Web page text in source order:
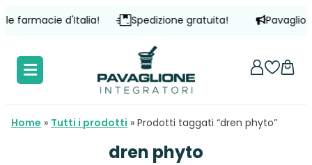
Vaifarmacie d'Italia! Spedizione gratuita!
Home » Tutti i prodotti » Prodotti taggati “dren phyto”
dren phyto